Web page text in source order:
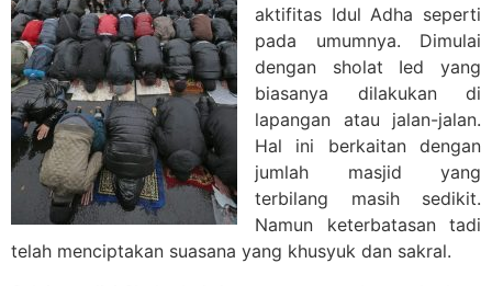
aktifitas Idul Adha seperti
pada umumnya. Dimulai
dengan sholat Ied yang
biasanya dilakukan di
lapangan atau jalan-jalan.
Hal ini berkaitan dengan
jumlah masjid yang
terbilang masih sedikit.
Namun keterbatasan tadi
telah menciptakan suasana yang khusyuk dan sakral.